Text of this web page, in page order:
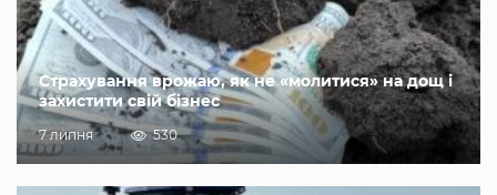
Страхування врожаю, як не «молитися» на дощ і
захистити свій бізнес
7 липня 530